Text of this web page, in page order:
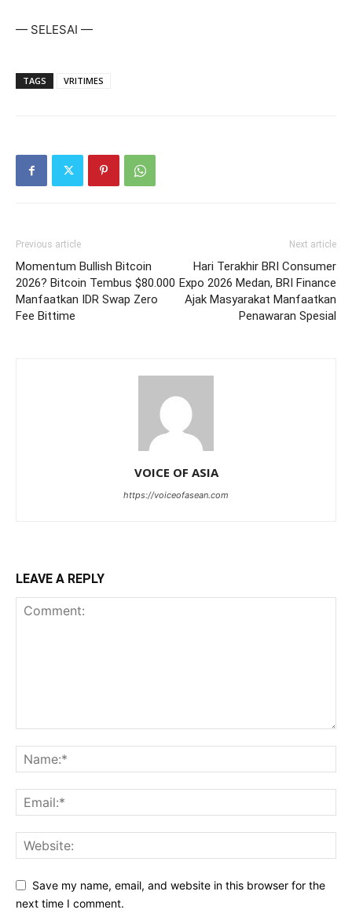
— SELESAI —
TAGS VRITIMES
Previous article
Momentum Bullish Bitcoin
2026? Bitcoin Tembus $80.000
Manfaatkan IDR Swap Zero
Fee Bittime
Next article
Hari Terakhir BRI Consumer
Expo 2026 Medan, BRI Finance
Ajak Masyarakat Manfaatkan
Penawaran Spesial
VOICE OF ASIA
https://voiceofasean.com
LEAVE A REPLY
Save my name, email, and website in this browser for the
next time I comment.